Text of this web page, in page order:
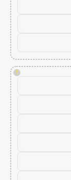
!